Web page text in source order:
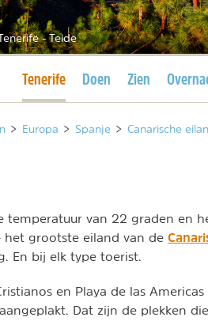
- Teide
Huidige pagina
Tenerife Doen Zien
> Europa > Spanje > Canarische
temperatuur van 22 graden en
het grootste eiland van de
En bij elk type toerist.
en Playa de las
Dat zijn de plekken